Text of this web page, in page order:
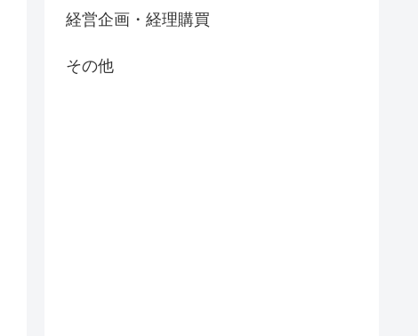
経営企画・経理購買
その他